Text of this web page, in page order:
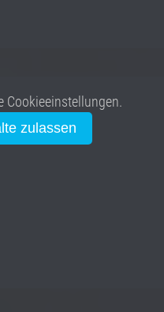
Cookieeinstellungen.
zulassen